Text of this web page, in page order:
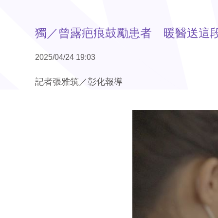
獨／曾露疤痕鼓勵患者 暖醫送這
2025/04/24 19:03
記者張雅筑／彰化報導